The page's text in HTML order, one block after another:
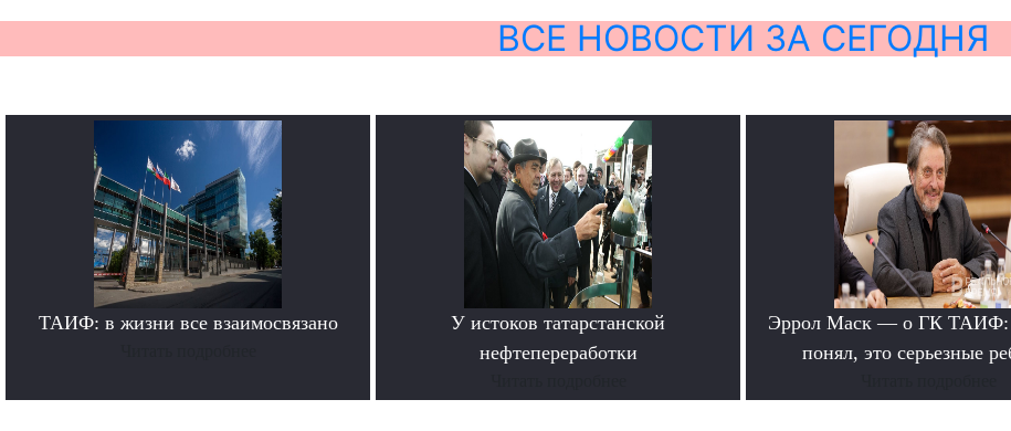
ВСЕ НОВОСТИ ЗА СЕГОДНЯ
ТАИФ: в жизни все взаимосвязано
У истоков татарстанской
нефтепереработки
Эррол Маск — о ГК ТАИФ:
понял, это серьезные